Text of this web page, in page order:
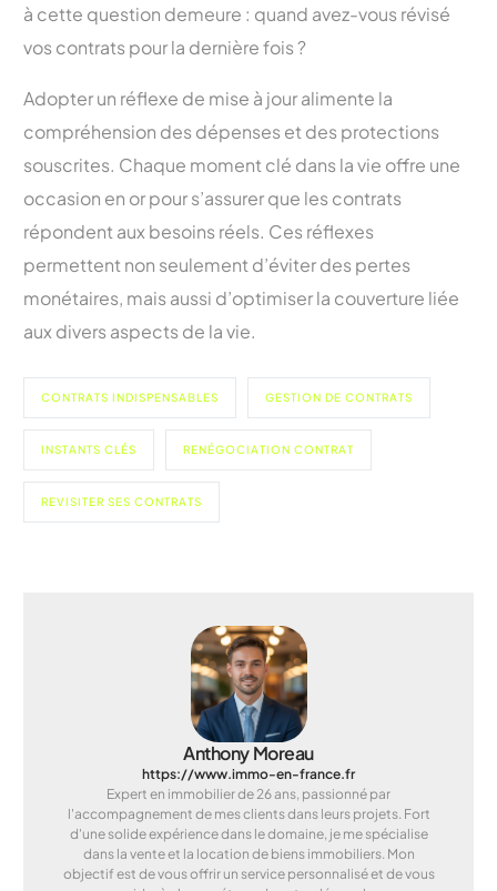
à cette question demeure : quand avez-vous révisé
vos contrats pour la dernière fois ?
Adopter un réflexe de mise à jour alimente la
compréhension des dépenses et des protections
souscrites. Chaque moment clé dans la vie offre une
occasion en or pour s’assurer que les contrats
répondent aux besoins réels. Ces réflexes
permettent non seulement d’éviter des pertes
monétaires, mais aussi d’optimiser la couverture liée
aux divers aspects de la vie.
CONTRATS INDISPENSABLES GESTION DE CONTRATS
INSTANTS CLÉS RENÉGOCIATION CONTRAT
REVISITER SES CONTRATS
Anthony Moreau
https://www.immo-en-france.fr
Expert en immobilier de 26 ans, passionné par
l'accompagnement de mes clients dans leurs projets. Fort
d'une solide expérience dans le domaine, je me spécialise
dans la vente et la location de biens immobiliers. Mon
objectif est de vous offrir un service personnalisé et de vous